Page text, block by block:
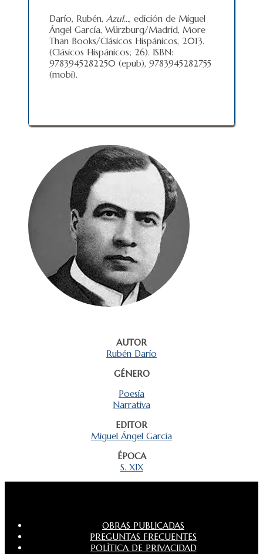
Darío, Rubén, Azul…, edición de Miguel
Ángel García, Würzburg/Madrid, More
Than Books/Clásicos Hispánicos, 2013.
(Clásicos Hispánicos; 26). ISBN:
9783945282250 (epub), 9783945282755
(mobi).
AUTOR
Rubén Darío
GÉNERO
Poesía
Narrativa
EDITOR
Miguel Ángel García
ÉPOCA
S. XIX
OBRAS PUBLICADAS
PREGUNTAS FRECUENTES
POLÍTICA DE PRIVACIDAD